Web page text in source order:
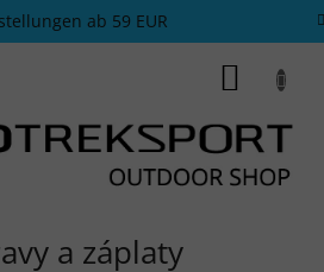
ab 59 EUR
a záplaty